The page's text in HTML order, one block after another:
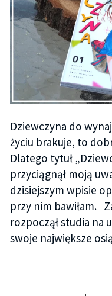
Dziewczyna do
życiu brakuje, to
Dlatego tytuł
przyciągnął moją
dzisiejszym wpisie
przy nim bawiłam.
rozpoczął studia na
swoje największe